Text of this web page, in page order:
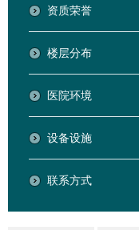
资质荣誉
楼层分布
医院环境
设备设施
联系方式